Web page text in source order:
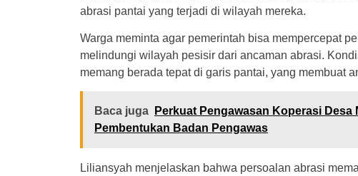
abrasi pantai yang terjadi di wilayah mereka.
Warga meminta agar pemerintah bisa mempercepat
melindungi wilayah pesisir dari ancaman abrasi.
memang berada tepat di garis pantai, yang membuat
Baca juga
Perkuat Pengawasan Koperasi
Pembentukan Badan Pengawas
Liliansyah menjelaskan bahwa persoalan abrasi